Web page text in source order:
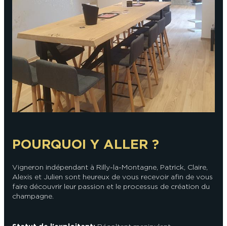
En couple En solo Épicurien En famille En groupe
POURQUOI Y ALLER ?
Vigneron indépendant à Rilly-la-Montagne, Patrick, Claire,
Alexis et Julien sont heureux de vous recevoir afin de vous
faire découvrir leur passion et le processus de création du
champagne.